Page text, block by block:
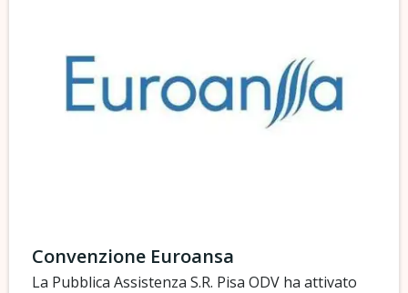
Convenzione Euroansa
La Pubblica Assistenza S.R. Pisa ODV ha attivato